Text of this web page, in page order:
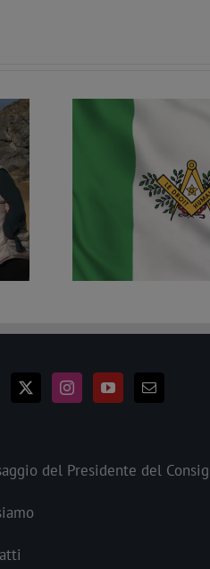
dal
Un libro per
legge
del Presidente del